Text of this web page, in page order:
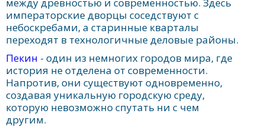
императорские дворцы соседствуют с
небоскребами, а старинные кварталы
переходят в технологичные деловые районы.
Пекин - один из немногих городов мира, где
история не отделена от современности.
Напротив, они существуют одновременно,
создавая уникальную городскую среду,
которую невозможно спутать ни с чем
другим.